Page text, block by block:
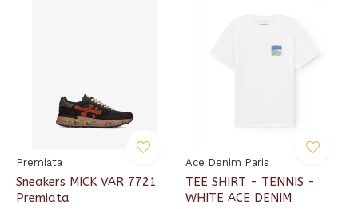
Premiata
Sneakers MICK VAR 7721
Premiata
Ace Denim Paris
TEE SHIRT - TENNIS -
WHITE ACE DENIM